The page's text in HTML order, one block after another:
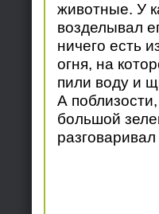
животные. У
возделывал
ничего есть
огня, на
пили воду и
А
большой